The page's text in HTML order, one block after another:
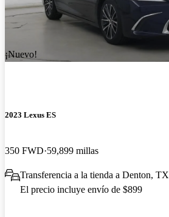
¡Nuevo!
2023 Lexus ES
350 FWD 59,899 millas
Transferencia a la tienda a Denton, TX
El precio incluye envío de $899